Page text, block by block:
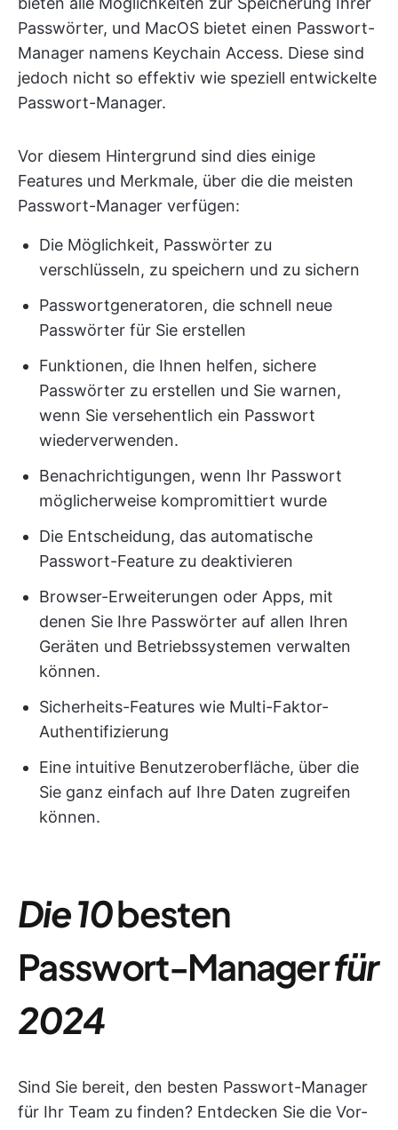
Passwörter, und MacOS bietet einen Passwort-
Manager namens Keychain Access. Diese sind
jedoch nicht so effektiv wie speziell entwickelte
Passwort-Manager.
Vor diesem Hintergrund sind dies einige
Features und Merkmale, über die die meisten
Passwort-Manager verfügen:
Die Möglichkeit, Passwörter zu
verschlüsseln, zu speichern und zu sichern
Passwortgeneratoren, die schnell neue
Passwörter für Sie erstellen
Funktionen, die Ihnen helfen, sichere
Passwörter zu erstellen und Sie warnen,
wenn Sie versehentlich ein Passwort
wiederverwenden.
Benachrichtigungen, wenn Ihr Passwort
möglicherweise kompromittiert wurde
Die Entscheidung, das automatische
Passwort-Feature zu deaktivieren
Browser-Erweiterungen oder Apps, mit
denen Sie Ihre Passwörter auf allen Ihren
Geräten und Betriebssystemen verwalten
können.
Sicherheits-Features wie Multi-Faktor-
Authentifizierung
Eine intuitive Benutzeroberfläche, über die
Sie ganz einfach auf Ihre Daten zugreifen
können.
Die 10besten
Passwort-Managerfür
2024
Sind Sie bereit, den besten Passwort-Manager
für Ihr Team zu finden? Entdecken Sie die Vor-